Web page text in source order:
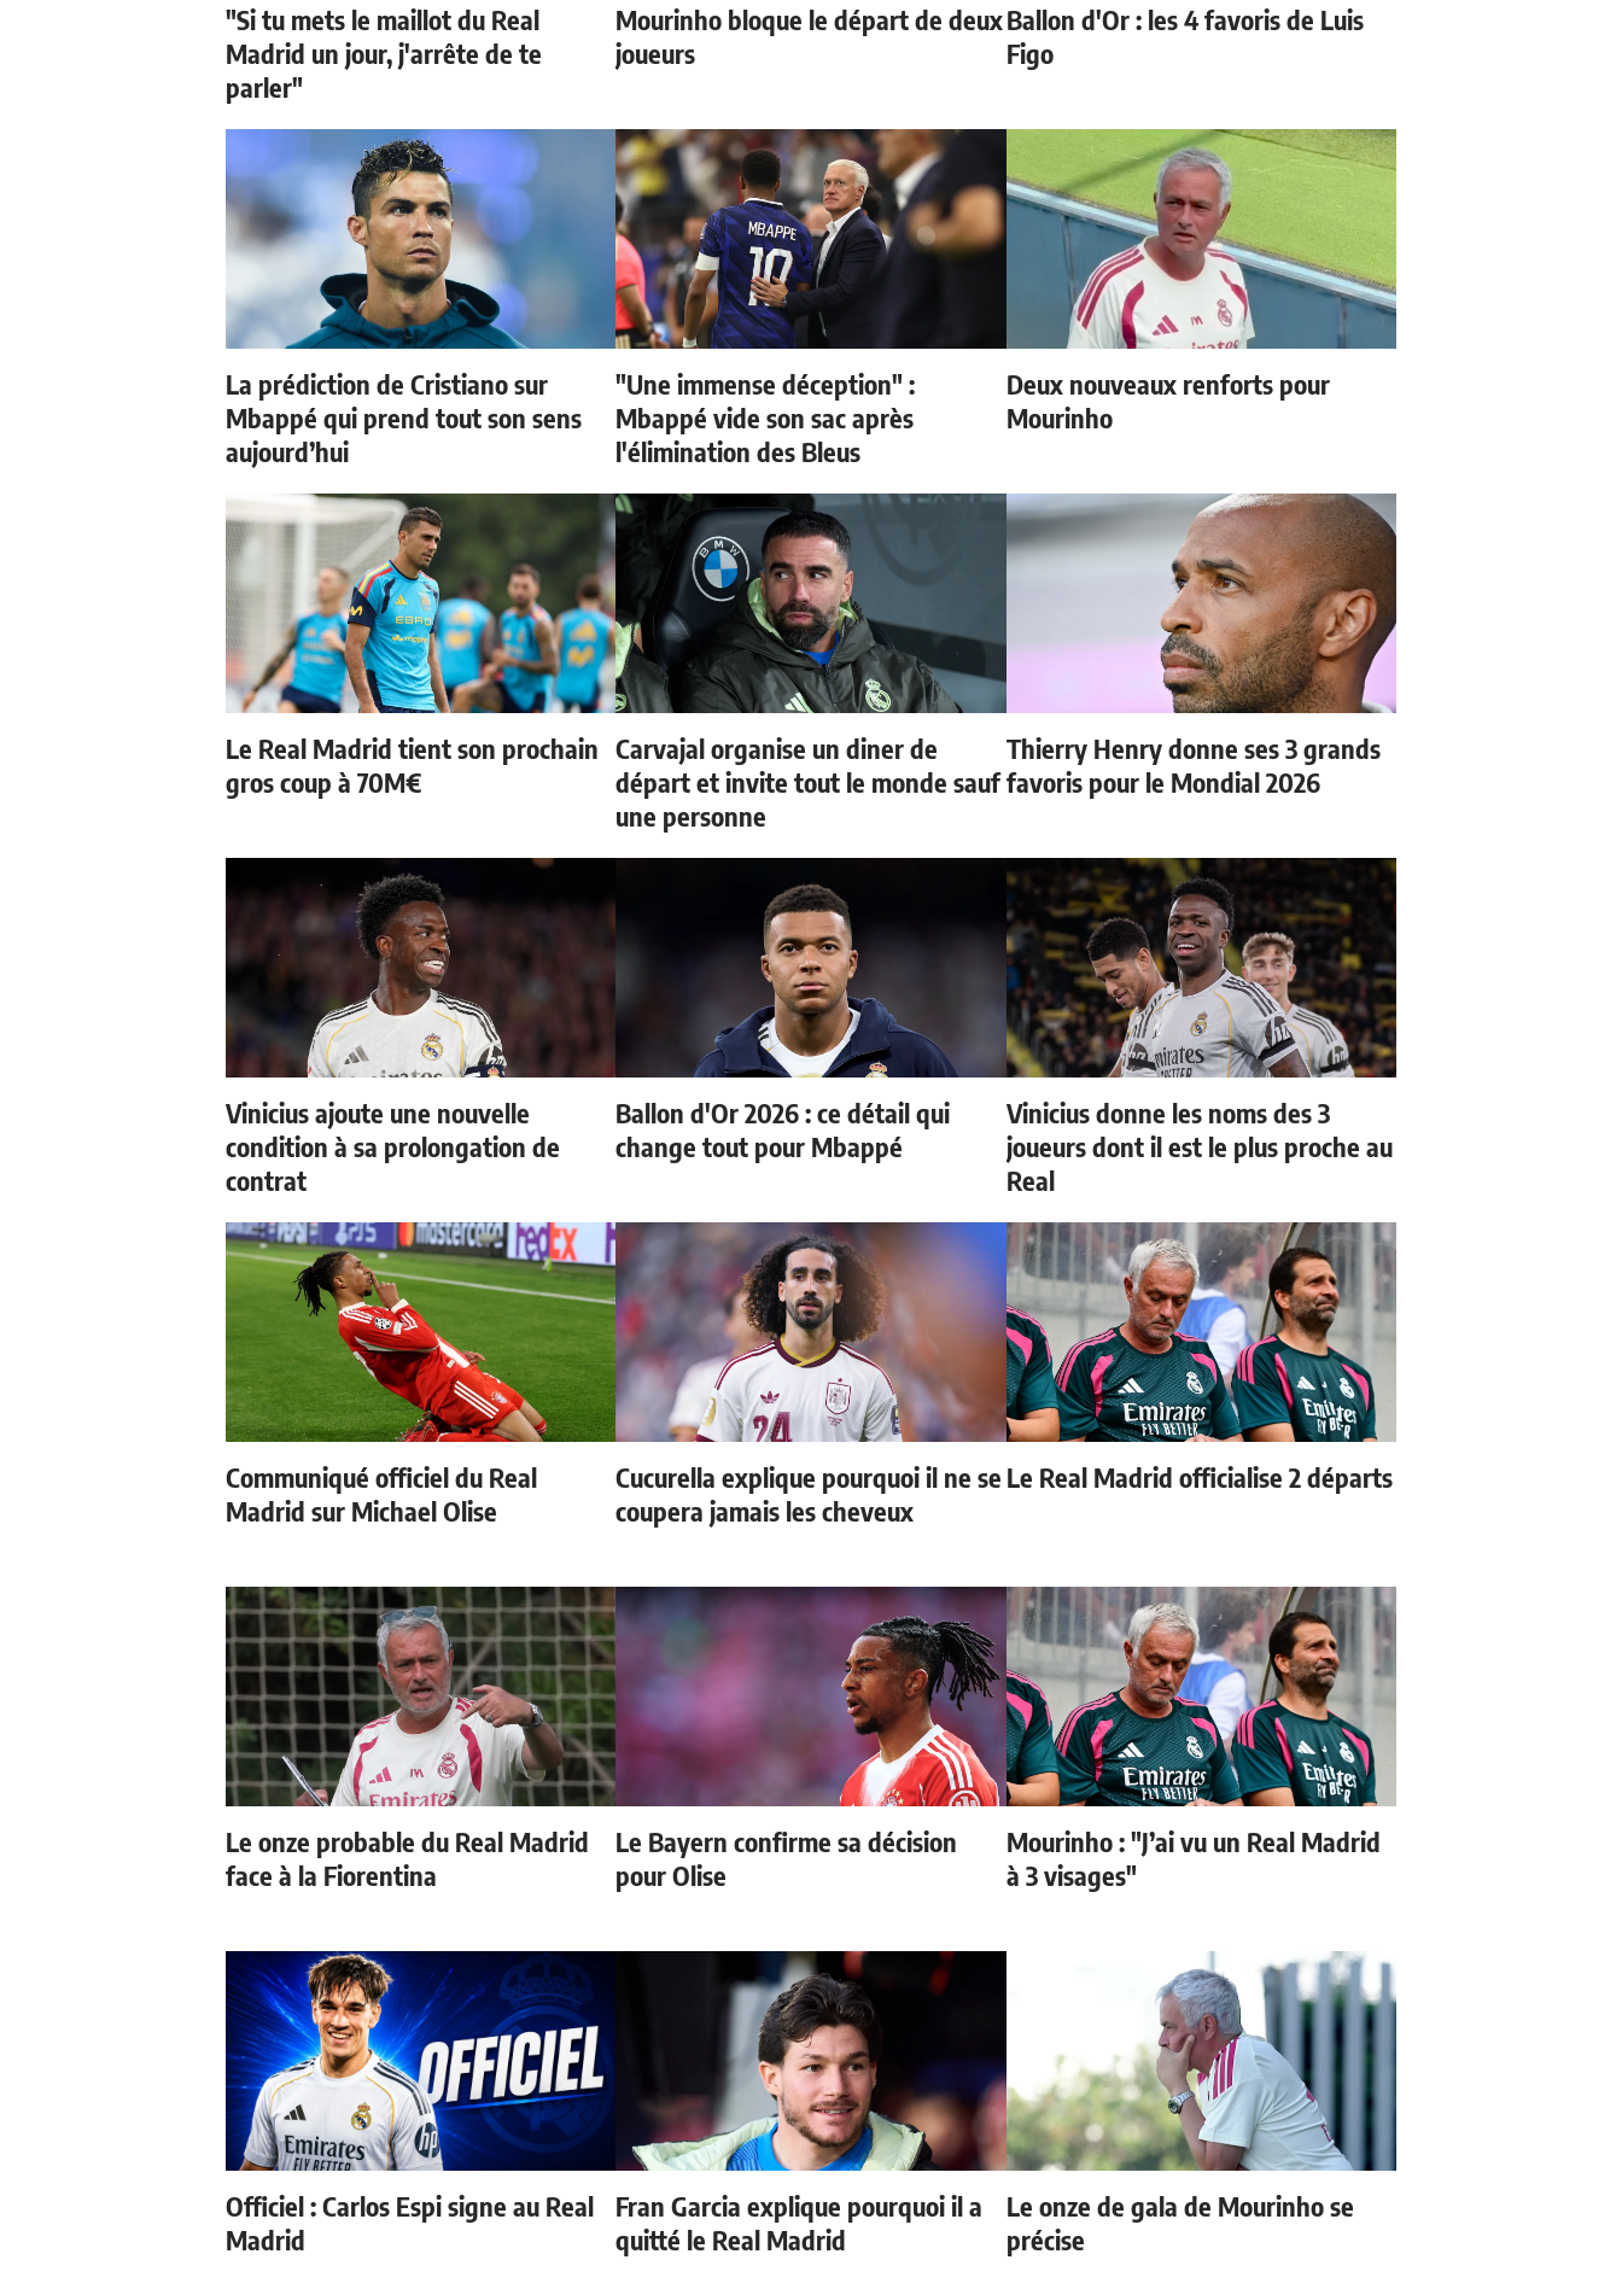
"Si tu mets le maillot du Real
Madrid un jour, j'arrête de te
parler"
Mourinho bloque le départ de deux
joueurs
Ballon d'Or : les 4 favoris de Luis
Figo
La prédiction de Cristiano sur
Mbappé qui prend tout son sens
aujourd’hui
"Une immense déception" :
Mbappé vide son sac après
l'élimination des Bleus
Deux nouveaux renforts pour
Mourinho
Le Real Madrid tient son prochain
gros coup à 70M€
Carvajal organise un diner de
départ et invite tout le monde sauf
une personne
Thierry Henry donne ses 3 grands
favoris pour le Mondial 2026
Vinicius ajoute une nouvelle
condition à sa prolongation de
contrat
Ballon d'Or 2026 : ce détail qui
change tout pour Mbappé
Vinicius donne les noms des 3
joueurs dont il est le plus proche au
Real
Communiqué officiel du Real
Madrid sur Michael Olise
Cucurella explique pourquoi il ne se
coupera jamais les cheveux
Le Real Madrid officialise 2 départs
Le onze probable du Real Madrid
face à la Fiorentina
Le Bayern confirme sa décision
pour Olise
Mourinho : "J’ai vu un Real Madrid
à 3 visages"
Officiel : Carlos Espi signe au Real
Madrid
Fran Garcia explique pourquoi il a
quitté le Real Madrid
Le onze de gala de Mourinho se
précise